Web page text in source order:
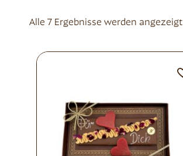
Alle 7 Ergebnisse werden angezeigt